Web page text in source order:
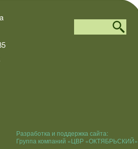
Разработка и поддержка сайта:
Группа компаний «ЦВР «ОКТЯБРЬСКИЙ»